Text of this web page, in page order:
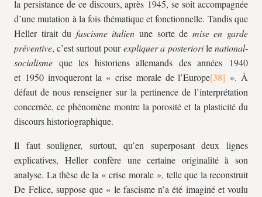
la persistance de ce discours, après 1945, se soit accompagnée
d’une mutation à la fois thématique et fonctionnelle. Tandis que
Heller tirait du fascisme italien une sorte de mise en garde
préventive, c’est surtout pourexpliquer a posteriorilenational-
socialisme que les historiens allemands des années 1940
et 1950 invoqueront la « crise morale de l’Europe
». À
défaut de nous renseigner sur la pertinence de l’interprétation
concernée, ce phénomène montre la porosité et la plasticité du
discours historiographique.
Il faut souligner, surtout, qu’en superposant deux lignes
explicatives, Heller confère une certaine originalité à son
analyse. La thèse de la « crise morale », telle que la reconstruit
De Felice, suppose que « le fascisme n’a été imaginé et voulu